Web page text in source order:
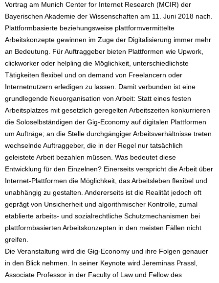
Vortrag am Munich Center for Internet Research (MCIR) der
Bayerischen Akademie der Wissenschaften am 11. Juni 2018 nach.
Plattformbasierte beziehungsweise plattformvermittelte
Arbeitskonzepte gewinnen im Zuge der Digitalisierung immer mehr
an Bedeutung. Für Auftraggeber bieten Plattformen wie Upwork,
clickworker oder helpling die Möglichkeit, unterschiedlichste
Tätigkeiten flexibel und on demand von Freelancern oder
Internetnutzern erledigen zu lassen. Damit verbunden ist eine
grundlegende Neuorganisation von Arbeit: Statt eines festen
Arbeitsplatzes mit gesetzlich geregelten Arbeitszeiten konkurrieren
die Soloselbständigen der Gig-Economy auf digitalen Plattformen
um Aufträge; an die Stelle durchgängiger Arbeitsverhältnisse treten
wechselnde Auftraggeber, die in der Regel nur tatsächlich
geleistete Arbeit bezahlen müssen. Was bedeutet diese
Entwicklung für den Einzelnen? Einerseits verspricht die Arbeit über
Internet-Plattformen die Möglichkeit, das Arbeitsleben flexibel und
unabhängig zu gestalten. Andererseits ist die Realität jedoch oft
geprägt von Unsicherheit und algorithmischer Kontrolle, zumal
etablierte arbeits- und sozialrechtliche Schutzmechanismen bei
plattformbasierten Arbeitskonzepten in den meisten Fällen nicht
greifen.
Die Veranstaltung wird die Gig-Economy und ihre Folgen genauer
in den Blick nehmen. In seiner Keynote wird Jereminas Prassl,
Associate Professor in der Faculty of Law und Fellow des